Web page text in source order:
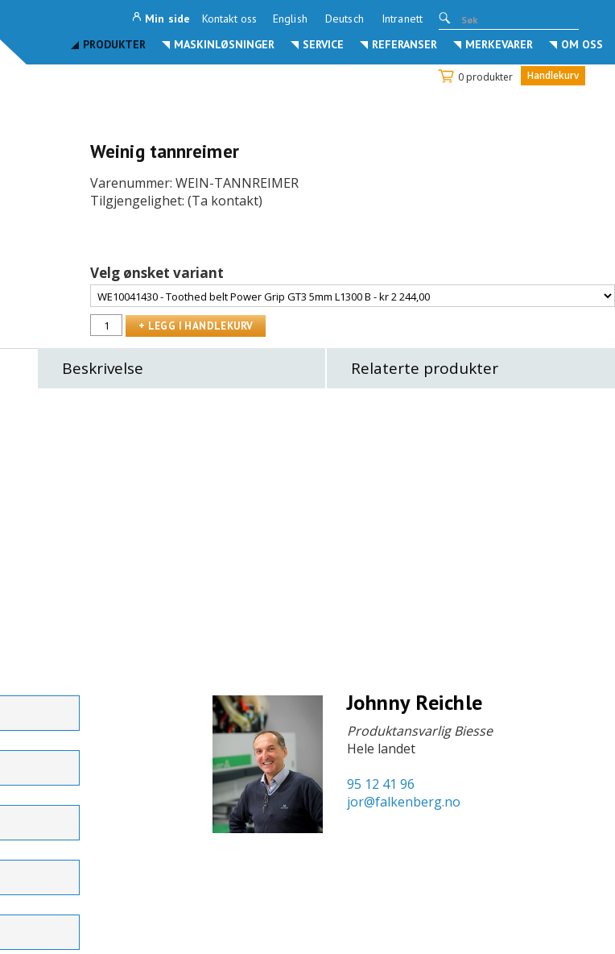
English Deutsch Intranett
Kontakt oss
Min side
PRODUKTER
MASKINLØSNINGER SERVICE REFERANSER MERKEVARER OM OSS
0 produkter Handlekurv
Weinig tannreimer
Varenummer: WEIN-TANNREIMER
Tilgjengelighet: (Ta kontakt)
Velg ønsket variant
Beskrivelse Relaterte produkter
Johnny Reichle
Produktansvarlig Biesse
Hele landet
95 12 41 96
jor@falkenberg.no